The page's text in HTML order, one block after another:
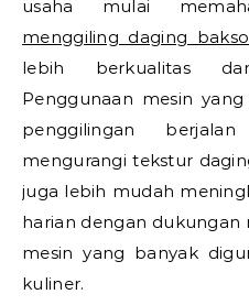
usaha mulai
menggiling daging
lebih berkualitas
Penggunaan mesin
penggilingan
mengurangi tekstur
juga lebih mudah
harian dengan
mesin yang banyak
kuliner.